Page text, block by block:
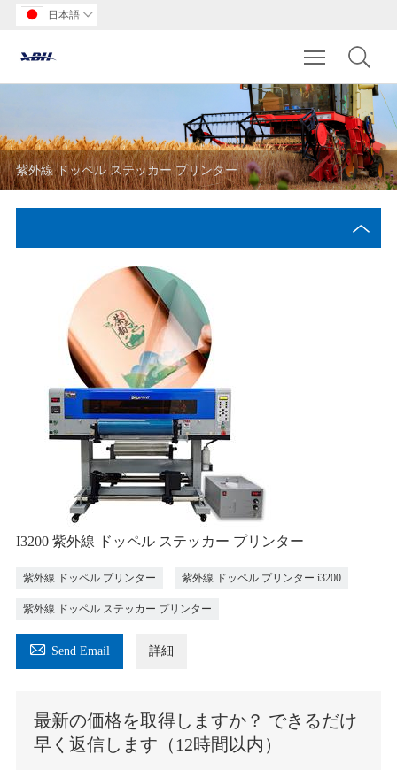
日本語 
Toggle
紫外線 ドッペル ステッカー プリンター
I3200 紫外線 ドッペル ステッカー プリンター
紫外線 ドッペル プリンター 紫外線 ドッペル プリンター i3200
紫外線 ドッペル ステッカー プリンター
 Send Email 詳細
最新の価格を取得しますか？ できるだけ
早く返信します（12時間以内）